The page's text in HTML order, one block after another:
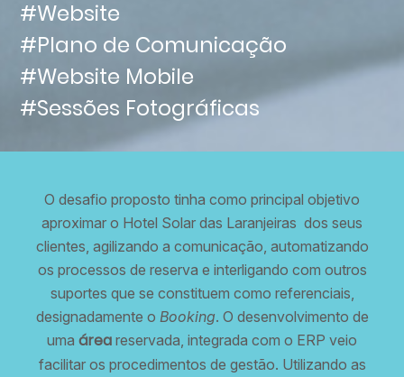
#Website
#Plano de Comunicação
#Website Mobile
#Sessões Fotográficas
O desafio proposto tinha como principal objetivo
aproximar o Hotel Solar das Laranjeiras dos seus
clientes, agilizando a comunicação, automatizando
os processos de reserva e interligando com outros
suportes que se constituem como referenciais,
designadamente o Booking. O desenvolvimento de
uma área reservada, integrada com o ERP veio
facilitar os procedimentos de gestão. Utilizando as